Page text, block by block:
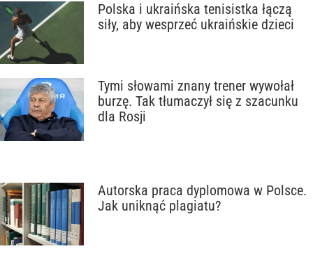
Polska i ukraińska tenisistka łączą
siły, aby wesprzeć ukraińskie dzieci
Tymi słowami znany trener wywołał
burzę. Tak tłumaczył się z szacunku
dla Rosji
Autorska praca dyplomowa w Polsce.
Jak uniknąć plagiatu?